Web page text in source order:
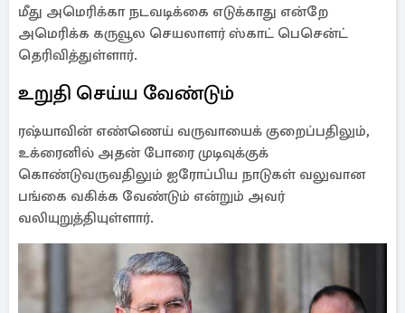
மீது அமெரிக்கா நடவடிக்கை எடுக்காது என்றே
அமெரிக்க கருவூல செயலாளர் ஸ்காட் பெசென்ட்
தெரிவித்துள்ளார்.
உறுதி செய்ய வேண்டும்
ரஷ்யாவின் எண்ணெய் வருவாயைக் குறைப்பதிலும்,
உக்ரைனில் அதன் போரை முடிவுக்குக்
கொண்டுவருவதிலும் ஐரோப்பிய நாடுகள் வலுவான
பங்கை வகிக்க வேண்டும் என்றும் அவர்
வலியுறுத்தியுள்ளார்.